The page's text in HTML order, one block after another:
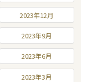
2023年12月
2023年9月
2023年6月
2023年3月